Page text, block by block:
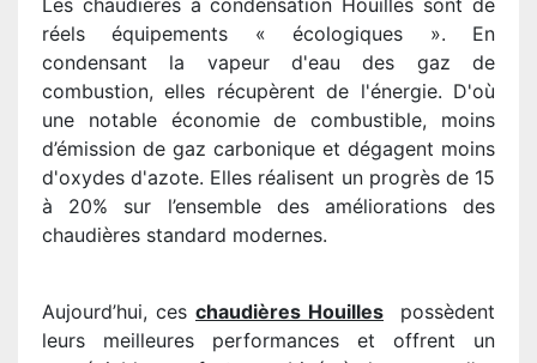
réels équipements « écologiques ». En
condensant la vapeur d'eau des gaz de
combustion, elles récupèrent de l'énergie. D'où
une notable économie de combustible, moins
d’émission de gaz carbonique et dégagent moins
d'oxydes d'azote. Elles réalisent un progrès de 15
à 20% sur l’ensemble des améliorations des
chaudières standard modernes.
Aujourd’hui, ces chaudières Houilles possèdent
leurs meilleures performances et offrent un